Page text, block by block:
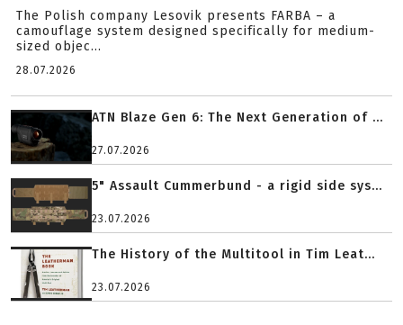
The Polish company Lesovik presents FARBA – a
camouflage system designed specifically for medium-
sized objec...
28.07.2026
ATN Blaze Gen 6: The Next Generation of ...
27.07.2026
5" Assault Cummerbund - a rigid side sys...
23.07.2026
The History of the Multitool in Tim Leat...
23.07.2026